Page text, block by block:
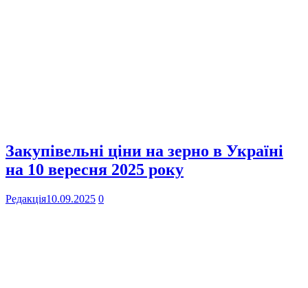
Закупівельні ціни на зерно в Україні
на 10 вересня 2025 року
Редакція10.09.2025 0